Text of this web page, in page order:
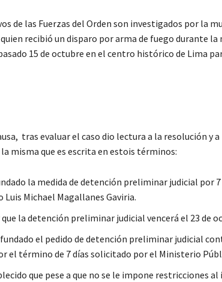
de las Fuerzas del Orden son investigados por la
quien recibió un disparo por arma de fuego durante
15 de octubre en el centro histórico de Lima
tras evaluar el caso dio lectura a la resolución y
misma que es escrita en estois términos:
la medida de detención preliminar judicial por
Luis Michael Magallanes Gaviria.
la detención preliminar judicial vencerá el 23 de
el pedido de detención preliminar judicial
el término de 7 días solicitado por el Ministerio
que pese a que no se le impone restricciones